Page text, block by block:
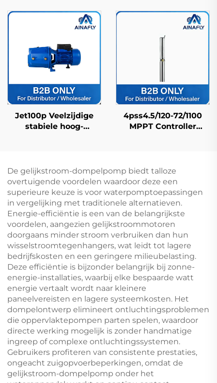
Boerderijspuitmachine
Pesticidenspuitmachine
Automatische
Drukregeling
Jet100p Veelzijdige
stabiele hoog-
waterpomp
4pss4.5/120-72/1100
MPPT Controller
Waterlevering
De gelijkstroom-dompelpomp biedt talloze
overtuigende voordelen waardoor deze een
superieure keuze is voor waterpomptoepassingen
in vergelijking met traditionele alternatieven.
Energie-efficiëntie is een van de belangrijkste
voordelen, aangezien gelijkstroommotoren
doorgaans minder stroom verbruiken dan hun
wisselstroomtegenhangers, wat leidt tot lagere
bedrijfskosten en een geringere milieubelasting.
Deze efficiëntie is bijzonder belangrijk bij zonne-
energie-installaties, waarbij elke bespaarde watt
energie vertaalt wordt naar kleinere
paneelvereisten en lagere systeemkosten. Het
dompelontwerp elimineert ontluchtingsproblemen
die oppervlaktepompen parten spelen, waardoor
directe werking mogelijk is zonder handmatige
ingreep of complexe ontluchtingssystemen.
Gebruikers profiteren van consistente prestaties,
ongeacht zuigopvoerbeperkingen, omdat de
gelijkstroom-dompelpomp onder het